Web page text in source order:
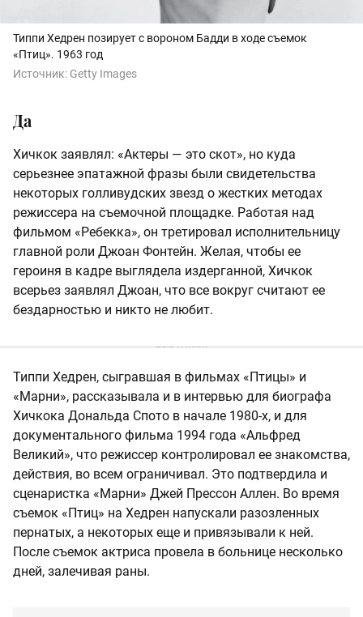
Типпи Хедрен позирует с вороном Бадди в ходе съемок
«Птиц». 1963 год
Источник: Getty Images
Да
Хичкок заявлял: «Актеры — это скот», но куда
серьезнее эпатажной фразы были свидетельства
некоторых голливудских звезд о жестких методах
режиссера на съемочной площадке. Работая над
фильмом «Ребекка», он третировал исполнительницу
главной роли Джоан Фонтейн. Желая, чтобы ее
героиня в кадре выглядела издерганной, Хичкок
всерьез заявлял Джоан, что все вокруг считают ее
бездарностью и никто не любит.
Типпи Хедрен, сыгравшая в фильмах «Птицы» и
«Марни», рассказывала и в интервью для биографа
Хичкока Дональда Спото в начале 1980-х, и для
документального фильма 1994 года «Альфред
Великий», что режиссер контролировал ее знакомства,
действия, во всем ограничивал. Это подтвердила и
сценаристка «Марни» Джей Прессон Аллен. Во время
съемок «Птиц» на Хедрен напускали разозленных
пернатых, а некоторых еще и привязывали к ней.
После съемок актриса провела в больнице несколько
дней, залечивая раны.